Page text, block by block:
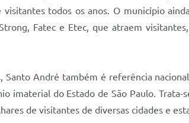
todos os anos. O município
Fatec e Etec, que atraem
Santo André também é referência
imaterial do Estado de São Paulo.
de visitantes de diversas cidades e